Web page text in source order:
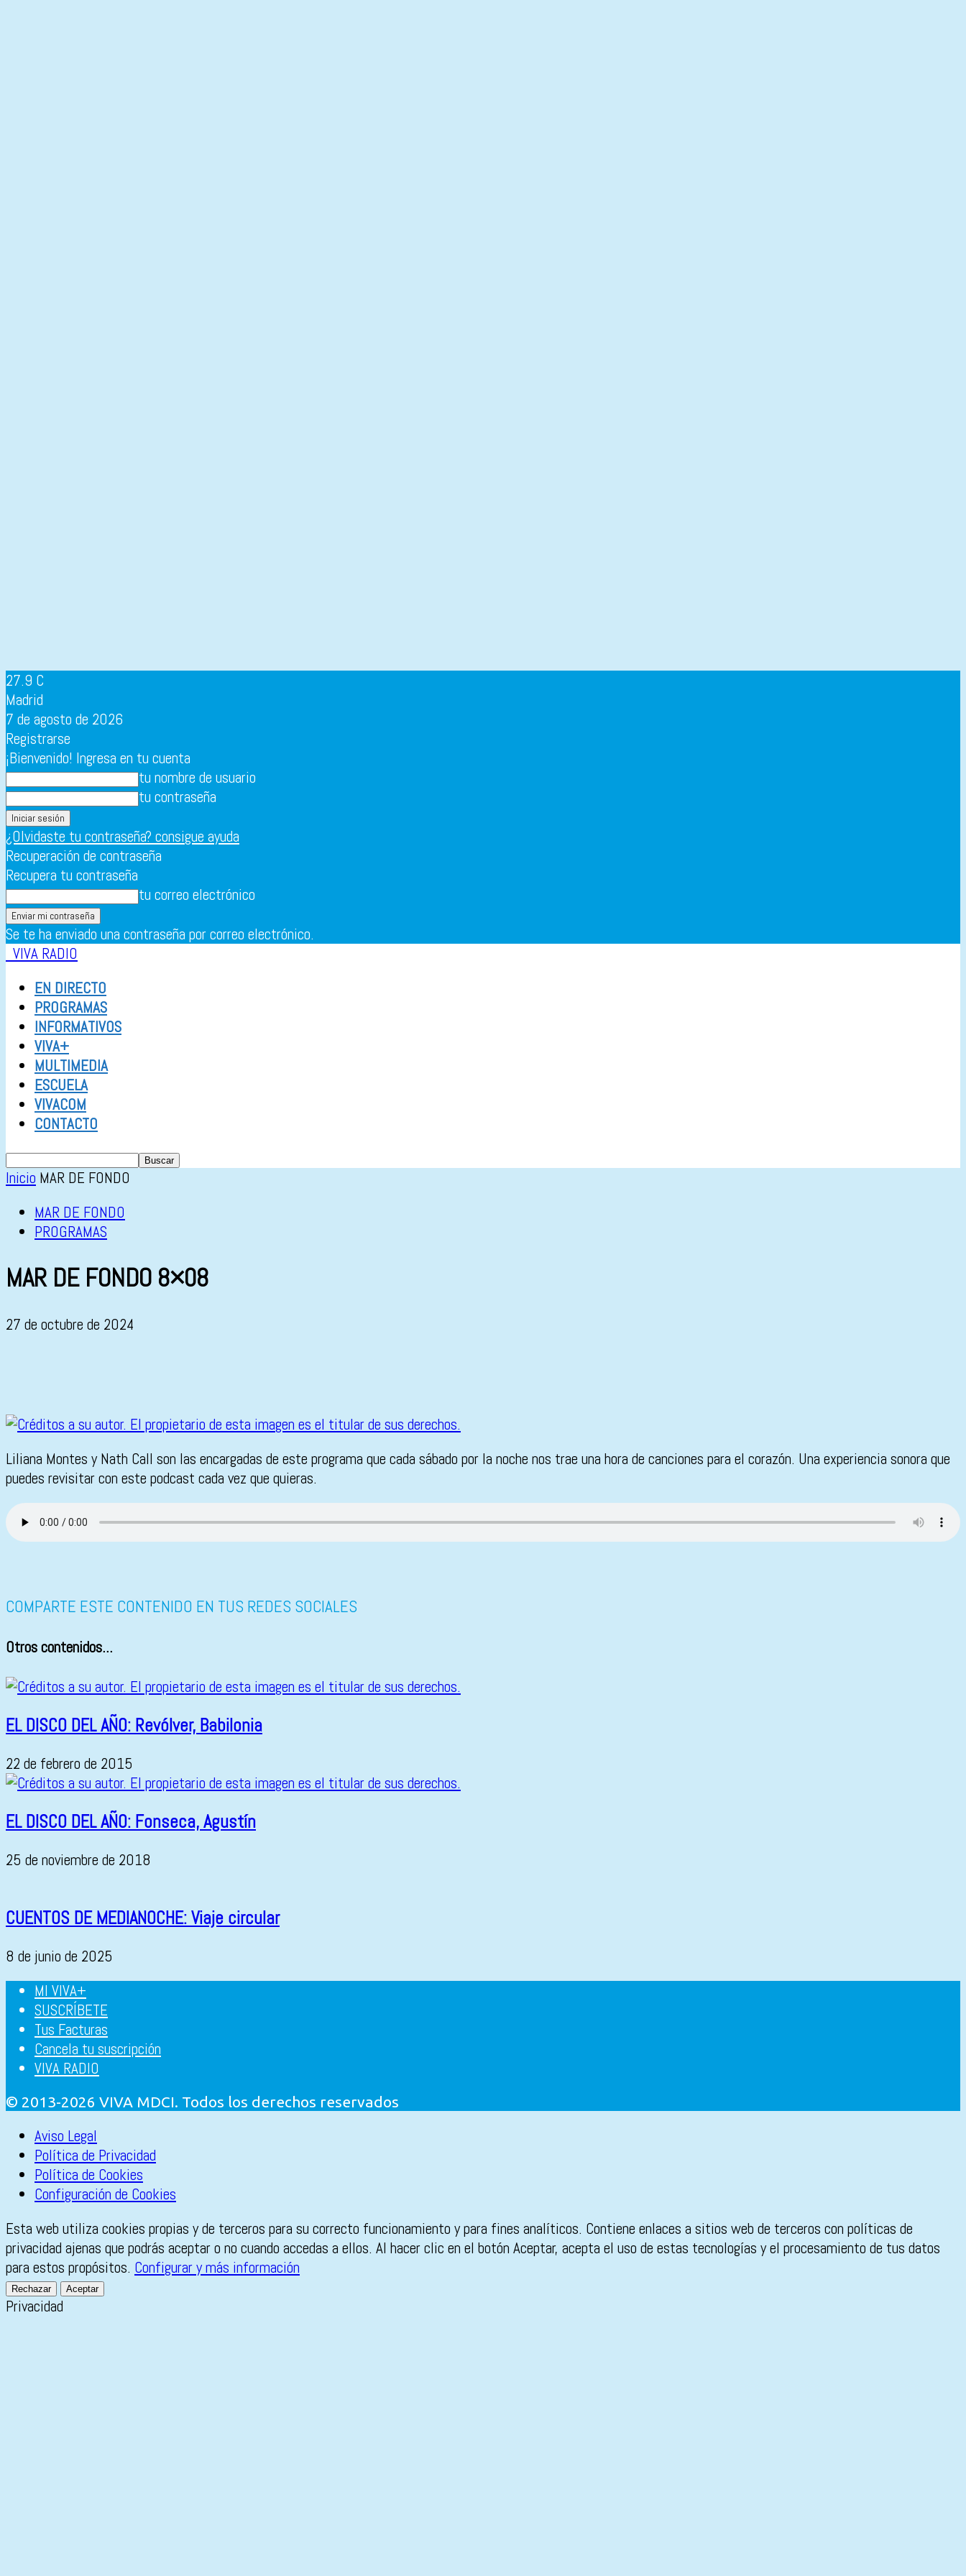
27.9 C
Madrid
7 de agosto de 2026
Registrarse
¡Bienvenido! Ingresa en tu cuenta
tu nombre de usuario
tu contraseña
¿Olvidaste tu contraseña? consigue ayuda
Recuperación de contraseña
Recupera tu contraseña
tu correo electrónico
Se te ha enviado una contraseña por correo electrónico.
VIVA RADIO
EN DIRECTO
PROGRAMAS
INFORMATIVOS
VIVA+
MULTIMEDIA
ESCUELA
VIVACOM
CONTACTO
Inicio MAR DE FONDO
MAR DE FONDO
PROGRAMAS
MAR DE FONDO 8×08
27 de octubre de 2024
Liliana Montes y Nath Call son las encargadas de este programa que cada sábado por la noche nos trae una hora de canciones para el corazón. Una experiencia sonora que
puedes revisitar con este podcast cada vez que quieras.
COMPARTE ESTE CONTENIDO EN TUS REDES SOCIALES
Otros contenidos...
EL DISCO DEL AÑO: Revólver, Babilonia
22 de febrero de 2015
EL DISCO DEL AÑO: Fonseca, Agustín
25 de noviembre de 2018
CUENTOS DE MEDIANOCHE: Viaje circular
8 de junio de 2025
MI VIVA+
SUSCRÍBETE
Tus Facturas
Cancela tu suscripción
VIVA RADIO
© 2013-2026 VIVA MDCI. Todos los derechos reservados
Aviso Legal
Política de Privacidad
Política de Cookies
Configuración de Cookies
Esta web utiliza cookies propias y de terceros para su correcto funcionamiento y para fines analíticos. Contiene enlaces a sitios web de terceros con políticas de
privacidad ajenas que podrás aceptar o no cuando accedas a ellos. Al hacer clic en el botón Aceptar, acepta el uso de estas tecnologías y el procesamiento de tus datos
para estos propósitos. Configurar y más información
Rechazar Aceptar
Privacidad